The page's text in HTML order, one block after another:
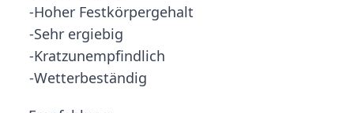
-Hoher Festkörpergehalt
-Sehr ergiebig
-Kratzunempfindlich
-Wetterbeständig